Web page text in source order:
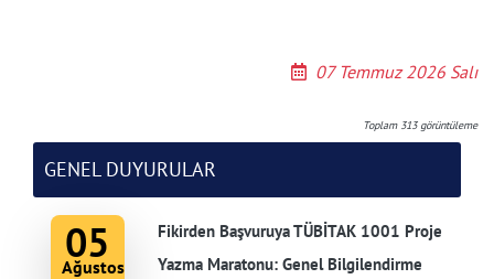
07 Temmuz 2026 Salı
Toplam 313görüntüleme
GENEL DUYURULAR
05
Ağustos
Fikirden Başvuruya TÜBİTAK 1001 Proje
Yazma Maratonu: Genel Bilgilendirme